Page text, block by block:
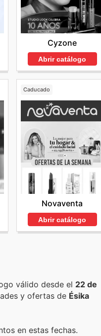
Cyzone
Abrir catálogo
Caducado
Novaventa
Abrir catálogo
válido desde el 22 de
y ofertas de Ésika
en estas fechas.